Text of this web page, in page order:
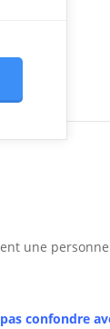
une
confondre